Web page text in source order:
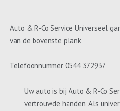
Auto & R-Co Service Universeel
van de bovenste plank
Telefoonnummer 0544 372937
Uw auto is bij Auto & R-Co
vertrouwde handen. Als